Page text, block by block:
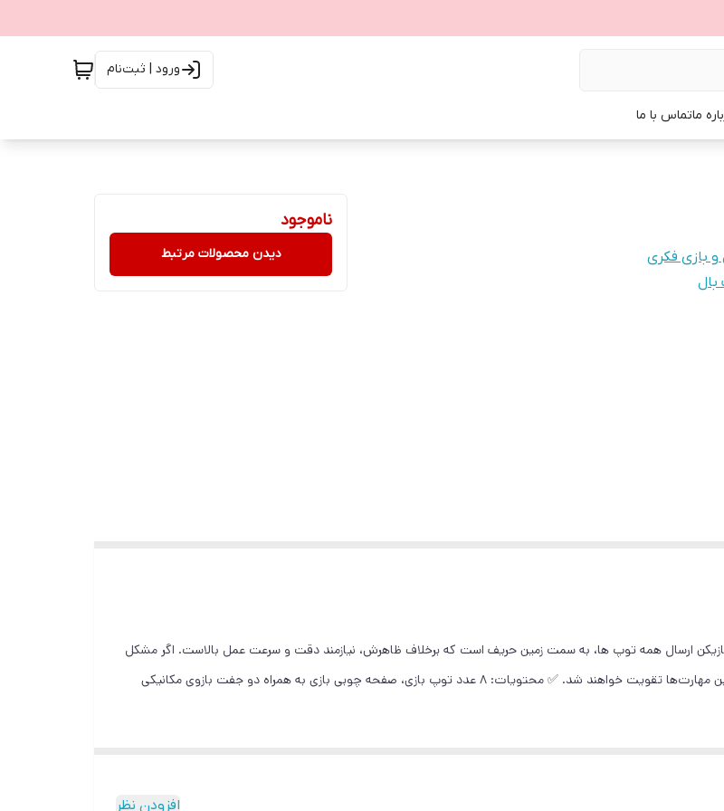
ورود | ثبت‌نام
ماتماس با ما
و بازی فکری
بال
ناموجود
دیدن محصولات مرتبط
ارسال همه توپ ها، به سمت زمین حریف است که برخلاف ظاهرش، نیازمند دقت و سرعت عمل بالاست. اگر مشکل
8 عدد توپ بازی، صفحه چوبی بازی به همراه دو جفت بازوی مکانیکی
افزودن نظر